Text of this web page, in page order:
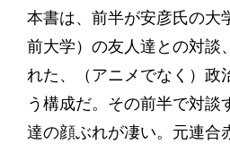
本書は、前半が安彦氏の大
前大学）の友人達との対談
れた、（アニメでなく）政
う構成だ。その前半で対談
達の顔ぶれが凄い。元連合